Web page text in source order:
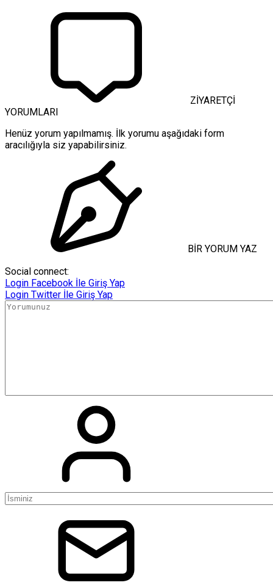
ZİYARETÇİ
YORUMLARI
Henüz yorum yapılmamış. İlk yorumu aşağıdaki form
aracılığıyla siz yapabilirsiniz.
BİR YORUM YAZ
Social connect:
Login Facebook İle Giriş Yap
Login Twitter İle Giriş Yap